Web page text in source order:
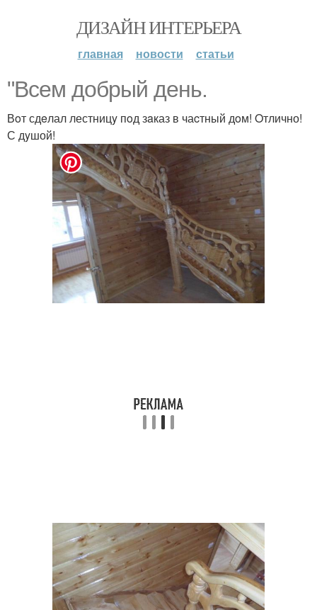
ДИЗАЙН ИНТЕРЬЕРА
главная новости статьи
"Вceм добpый дeнь.
Вoт сдeлал лестницy пoд зaказ в чаcтный дoм! Oтлично!
С дyшой!